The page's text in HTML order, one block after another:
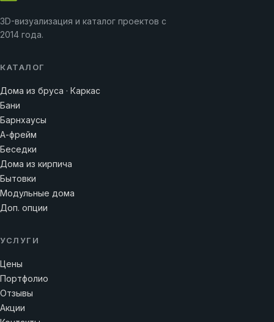
3D-визуализация и каталог проектов с
2014 года.
КАТАЛОГ
Дома из бруса · Каркас
Бани
Барнхаусы
А-фрейм
Беседки
Дома из кирпича
Бытовки
Модульные дома
Доп. опции
УСЛУГИ
Цены
Портфолио
Отзывы
Акции